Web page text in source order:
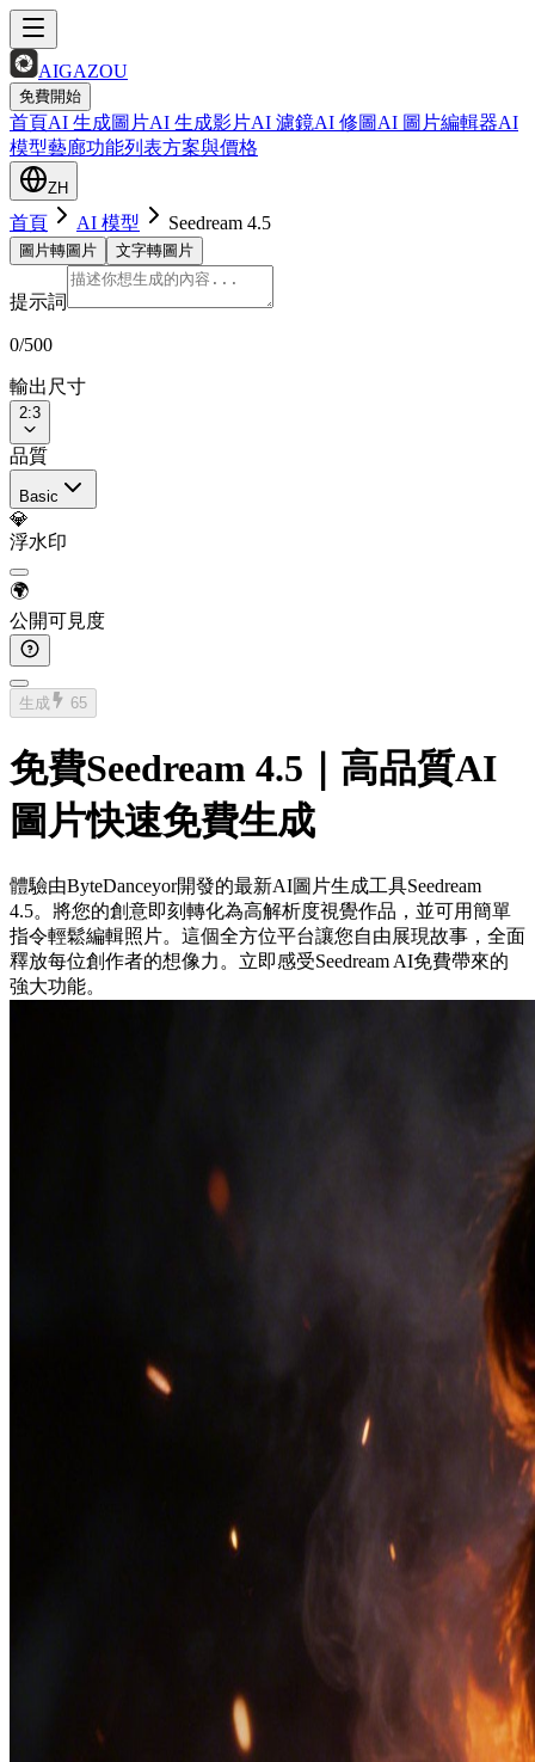
AIGAZOU
免費開始
首頁AI 生成圖片AI 生成影片AI 濾鏡AI 修圖 AI 圖片編輯器AI
模型藝廊功能列表方案與價格
ZH
首頁 AI 模型 Seedream 4.5
圖片轉圖片 文字轉圖片
提示詞
0/500
輸出尺寸
2:3
品質
Basic
💎
浮水印
🌍
公開可見度
生成 65
免費Seedream 4.5｜高品質AI
圖片快速免費生成
體驗由ByteDanceyor開發的最新AI圖片生成工具Seedream
4.5。將您的創意即刻轉化為高解析度視覺作品，並可用簡單
指令輕鬆編輯照片。這個全方位平台讓您自由展現故事，全面
釋放每位創作者的想像力。立即感受Seedream AI免費帶來的
強大功能。